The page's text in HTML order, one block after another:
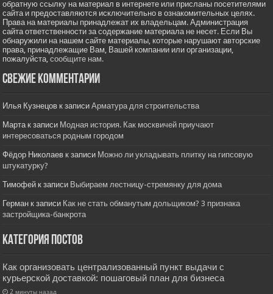
обратную ссылку на материал в интернете или присланы посетителями
сайта и предоставляются исключительно в ознакомительных целях.
Права на материалы принадлежат их владельцам. Администрация
сайта ответственности за содержание материала не несет. Если Вы
обнаружили на нашем сайте материалы, которые нарушают авторские
права, принадлежащие Вам, Вашей компании или организации,
пожалуйста,сообщите нам.
Свежие комментарии
Илья Кузнецов к записиАрматура для строительства
Мартак записи Модная история. Как москвичей приучают
интересоваться родным городом
Фёдор Николаев к записи Можно ли укладывать плитку на гипсовую
штукатурку?
Тимофей к записи Выбираем лестницу-стремянку для дома
Герман к записи Как не стать обманутым дольщиком? 3 признака
застройщика-банкрота
Категория постов
Как организовать централизованный пункт выдачи с
курьерской доставкой: пошаговый план для бизнеса
2 минуты назад